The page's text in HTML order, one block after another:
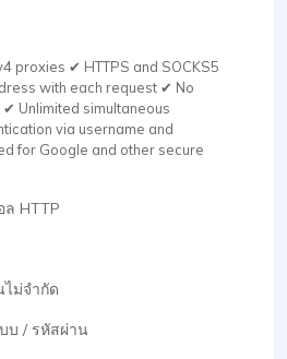
proxies ✔ HTTPS and SOCKS5
with each request ✔ No
Unlimited simultaneous
via username and
for Google and other secure
ล HTTP
ไม่จำกัด
บ / รหัสผ่าน